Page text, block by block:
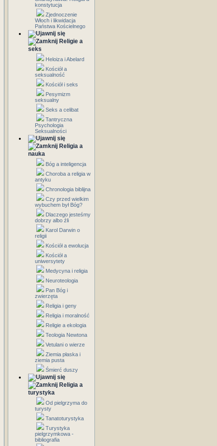
konstytucja
Zjednoczenie
Włoch i likwidacja
Państwa Kościelnego
Religie a
seks
Heloiza i Abelard
Kościół a
seksualność
Kościół i seks
Pesymizm
seksualny
Seks a celibat
Tantryczna
Psychologia
Seksualności
Religia a
nauka
Bóg a inteligencja
Choroba a religia w
antyku
Chronologia biblijna
Czy przed wielkim
wybuchem był Bóg?
Dlaczego jesteśmy
dobrzy albo źli
Karol Darwin o
religii
Kościół a ewolucja
Kościół a
uniwersytety
Medycyna i religia
Neuroteologia
Pan Bóg i
zwierzęta
Religia i geny
Religia i moralność
Religie a ekologia
Teologia Newtona
Vetulani o wierze
Ziemia płaska i
ziemia pusta
Śmierć duszy
Religia a
turystyka
Od pielgrzyma do
turysty
Tanatoturystyka
Turystyka
pielgrzymkowa -
bibliografia